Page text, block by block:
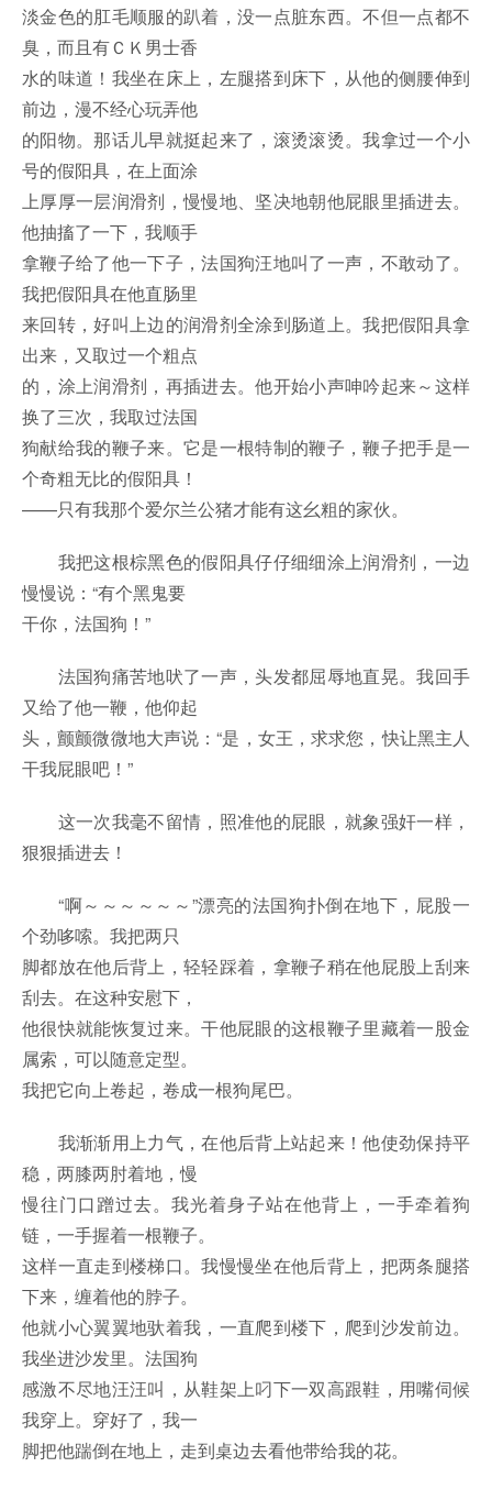
淡金色的肛毛顺服的趴着，没一点脏东西。不但一点都不
臭，而且有ＣＫ男士香
水的味道！我坐在床上，左腿搭到床下，从他的侧腰伸到
前边，漫不经心玩弄他
的阳物。那话儿早就挺起来了，滚烫滚烫。我拿过一个小
号的假阳具，在上面涂
上厚厚一层润滑剂，慢慢地、坚决地朝他屁眼里插进去。
他抽搐了一下，我顺手
拿鞭子给了他一下子，法国狗汪地叫了一声，不敢动了。
我把假阳具在他直肠里
来回转，好叫上边的润滑剂全涂到肠道上。我把假阳具拿
出来，又取过一个粗点
的，涂上润滑剂，再插进去。他开始小声呻吟起来～这样
换了三次，我取过法国
狗献给我的鞭子来。它是一根特制的鞭子，鞭子把手是一
个奇粗无比的假阳具！
——只有我那个爱尔兰公猪才能有这幺粗的家伙。
我把这根棕黑色的假阳具仔仔细细涂上润滑剂，一边
慢慢说：“有个黑鬼要
干你，法国狗！”
法国狗痛苦地吠了一声，头发都屈辱地直晃。我回手
又给了他一鞭，他仰起
头，颤颤微微地大声说：“是，女王，求求您，快让黑主人
干我屁眼吧！”
这一次我毫不留情，照准他的屁眼，就象强奸一样，
狠狠插进去！
“啊～～～～～～”漂亮的法国狗扑倒在地下，屁股一
个劲哆嗦。我把两只
脚都放在他后背上，轻轻踩着，拿鞭子稍在他屁股上刮来
刮去。在这种安慰下，
他很快就能恢复过来。干他屁眼的这根鞭子里藏着一股金
属索，可以随意定型。
我把它向上卷起，卷成一根狗尾巴。
我渐渐用上力气，在他后背上站起来！他使劲保持平
稳，两膝两肘着地，慢
慢往门口蹭过去。我光着身子站在他背上，一手牵着狗
链，一手握着一根鞭子。
这样一直走到楼梯口。我慢慢坐在他后背上，把两条腿搭
下来，缠着他的脖子。
他就小心翼翼地驮着我，一直爬到楼下，爬到沙发前边。
我坐进沙发里。法国狗
感激不尽地汪汪叫，从鞋架上叼下一双高跟鞋，用嘴伺候
我穿上。穿好了，我一
脚把他踹倒在地上，走到桌边去看他带给我的花。